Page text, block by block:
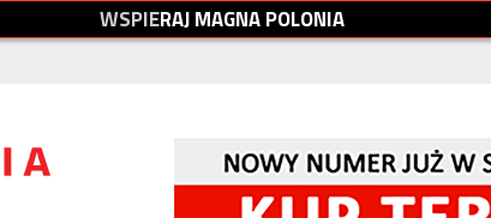
WSPIERAJMAGNAPOLONIA